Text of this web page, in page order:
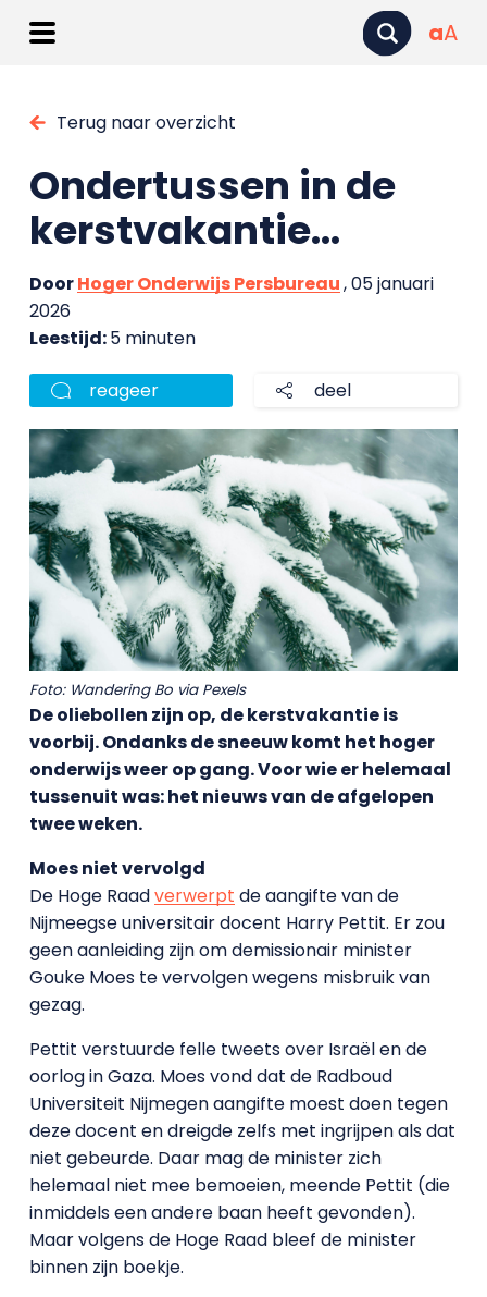
aA
Terug naar overzicht
Ondertussen in de
kerstvakantie…
DoorHoger Onderwijs Persbureau, 05 januari
2026
Leestijd:5 minuten
reageer deel
Foto: Wandering Bo via Pexels
De oliebollen zijn op, de kerstvakantie is
voorbij. Ondanks de sneeuw komt het hoger
onderwijs weer op gang. Voor wie er helemaal
tussenuit was: het nieuws van de afgelopen
twee weken.
Moes niet vervolgd
De Hoge Raadverwerpt de aangifte van de
Nijmeegse universitair docent Harry Pettit. Er zou
geen aanleiding zijn om demissionair minister
Gouke Moes te vervolgen wegens misbruik van
gezag.
Pettit verstuurde felle tweets over Israël en de
oorlog in Gaza. Moes vond dat de Radboud
Universiteit Nijmegen aangifte moest doen tegen
deze docent en dreigde zelfs met ingrijpen als dat
niet gebeurde. Daar mag de minister zich
helemaal niet mee bemoeien, meende Pettit (die
inmiddels een andere baan heeft gevonden).
Maar volgens de Hoge Raad bleef de minister
binnen zijn boekje.